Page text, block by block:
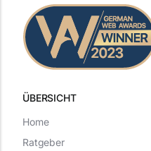
ÜBERSICHT
Home
Ratgeber